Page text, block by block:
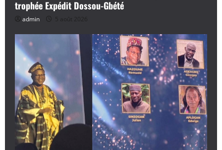
trophée Expédit Dossou-Gbété
admin 5 août 2026